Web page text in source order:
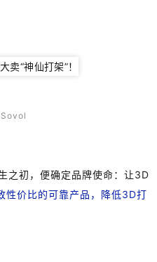
Sovol
之初，便确定品牌使命：让3D
性价比的可靠产品，降低3D打